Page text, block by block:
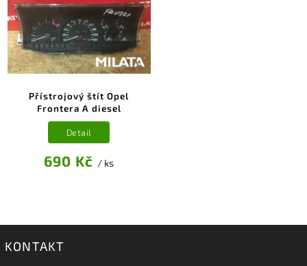
Přístrojový štít Opel
Frontera A diesel
690 Kč / ks
Detail
KONTAKT